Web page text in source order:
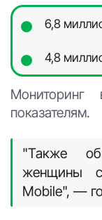
6,8
4,8
Мониторинг
показателям.
"Также
женщины
Mobile", —